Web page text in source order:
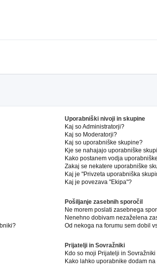
Uporabniški nivoji in skupine
Kaj so Administratorji?
Kaj so Moderatorji?
Kaj so uporabniške skupine?
Kje se nahajajo uporabniške
Kako postanem vodja
Zakaj se nekatere uporabniške
Kaj je "Privzeta uporabniška
Kaj je povezava "Ekipa"?
Pošiljanje zasebnih sporočil
Ne morem poslati zasebnega
Nenehno dobivam nezaželena
Od nekoga na forumu sem dobil
Prijatelji in Sovražniki
Kdo so moji Prijatelji in
Kako lahko uporabnike dodam